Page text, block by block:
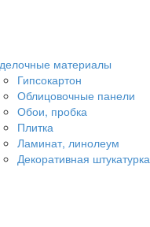
материалы
Гипсокартон
Облицовочные панели
Обои, пробка
Плитка
Ламинат, линолеум
Декоративная штукатурка